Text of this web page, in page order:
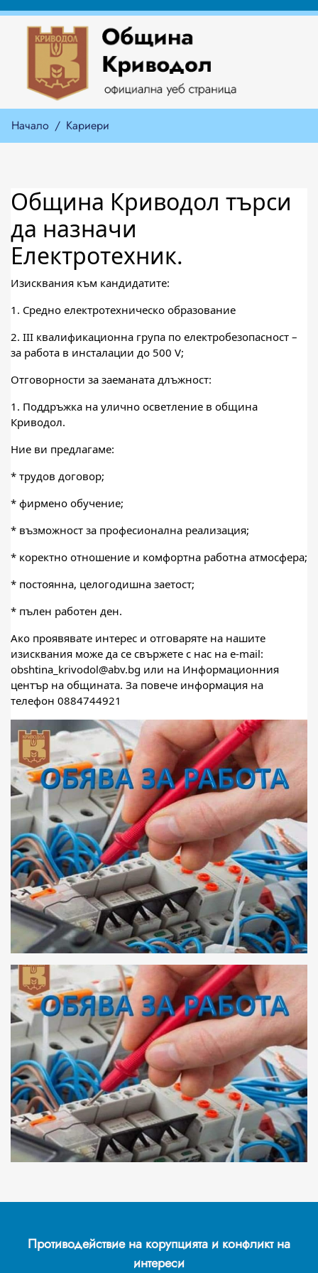
Начало Кариери
Община Криводол търси
да назначи
Електротехник.
Изисквания към кандидатите:
1. Средно електротехническо образование
2. III квалификационна група по електробезопасност –
за работа в инсталации до 500 V;
Отговорности за заеманата длъжност:
1. Поддръжка на улично осветление в община
Криводол.
Ние ви предлагаме:
* трудов договор;
* фирмено обучение;
* възможност за професионална реализация;
* коректно отношение и комфортна работна атмосфера;
* постоянна, целогодишна заетост;
* пълен работен ден.
Ако проявявате интерес и отговаряте на нашите
изисквания може да се свържете с нас на e-mail:
obshtina_krivodol@abv.bg или на Информационния
център на общината. За повече информация на
телефон 0884744921
Противодействие на корупцията и конфликт на
интереси